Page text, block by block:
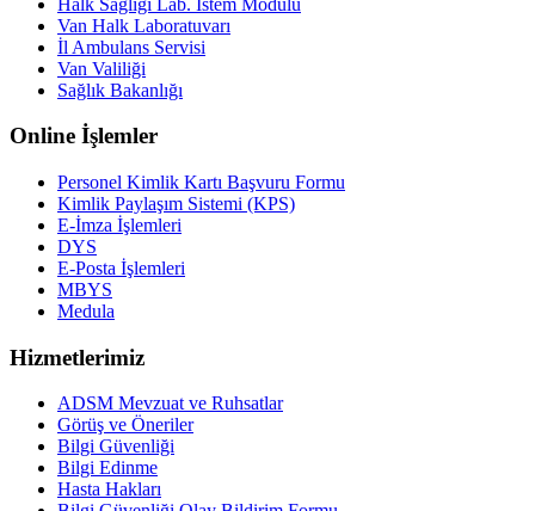
Van Halk Laboratuvarı
İl Ambulans Servisi
Van Valiliği
Sağlık Bakanlığı
Online İşlemler
Personel Kimlik Kartı Başvuru Formu
Kimlik Paylaşım Sistemi (KPS)
E-İmza İşlemleri
DYS
E-Posta İşlemleri
MBYS
Medula
Hizmetlerimiz
ADSM Mevzuat ve Ruhsatlar
Görüş ve Öneriler
Bilgi Güvenliği
Bilgi Edinme
Hasta Hakları